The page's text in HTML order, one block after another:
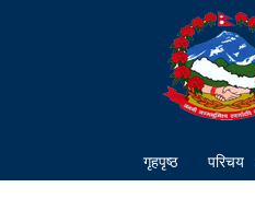
गृहपृष्ठ परिचय